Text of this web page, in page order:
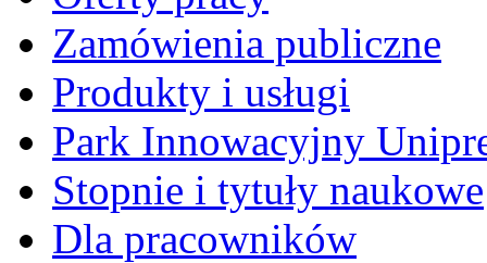
Zamówienia publiczne
Produkty i usługi
Park Innowacyjny
Stopnie i tytuły naukowe
Dla pracowników